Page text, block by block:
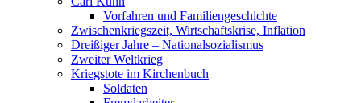
Vorfahren und Familiengeschichte
Zwischenkriegszeit, Wirtschaftskrise, Inflation
Dreißiger Jahre – Nationalsozialismus
Zweiter Weltkrieg
Kriegstote im Kirchenbuch
Soldaten